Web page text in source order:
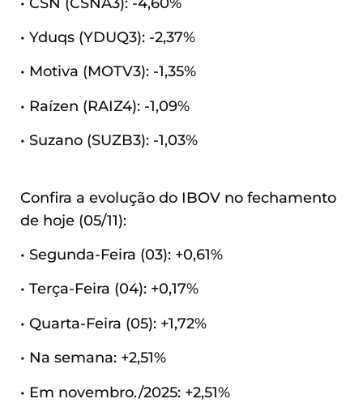
• Yduqs (YDUQ3): -2,37%
• Motiva (MOTV3): -1,35%
• Raízen (RAIZ4): -1,09%
• Suzano (SUZB3): -1,03%
Confira a evolução do IBOV no fechamento
de hoje (05/11):
• Segunda-Feira (03): +0,61%
• Terça-Feira (04): +0,17%
• Quarta-Feira (05): +1,72%
• Na semana: +2,51%
• Em novembro./2025: +2,51%